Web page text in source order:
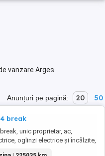
vanzare Arges
Anunțuri pe pagină: 20 50
break
unic proprietar, ac,
oglinzi electrice și încălzite,